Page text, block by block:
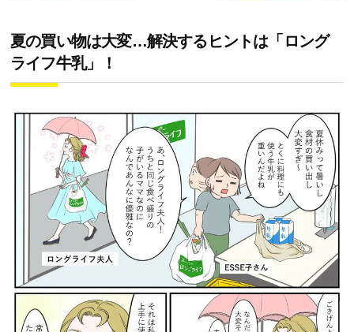
夏の買い物は大変…解決するヒントは「ロング
ライフ牛乳」！